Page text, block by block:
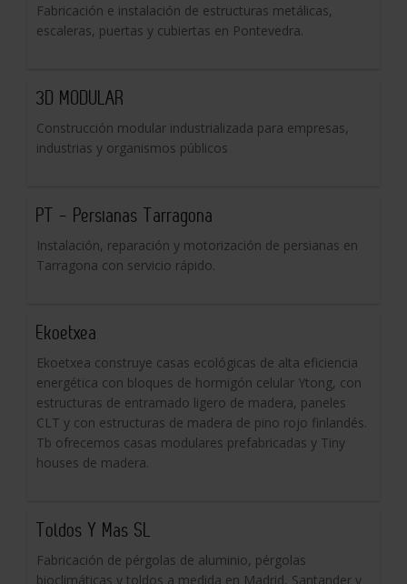
Fabricación e instalación de estructuras metálicas,
escaleras, puertas y cubiertas en Pontevedra.
3D MODULAR
Construcción modular industrializada para empresas,
industrias y organismos públicos
PT - Persianas Tarragona
Instalación, reparación y motorización de persianas en
Tarragona con servicio rápido.
Ekoetxea
Ekoetxea construye casas ecológicas de alta eficiencia
energética con bloques de hormigón celular Ytong, con
estructuras de entramado ligero de madera, paneles
CLT y con estructuras de madera de pino rojo finlandés.
Tb ofrecemos casas modulares prefabricadas y Tiny
houses de madera.
Toldos Y Mas SL
Fabricación de pérgolas de aluminio, pérgolas
bioclimáticas y toldos a medida en Madrid, Santander y